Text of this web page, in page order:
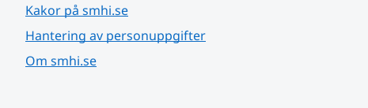
Kakor på smhi.se
Hantering av personuppgifter
Om smhi.se